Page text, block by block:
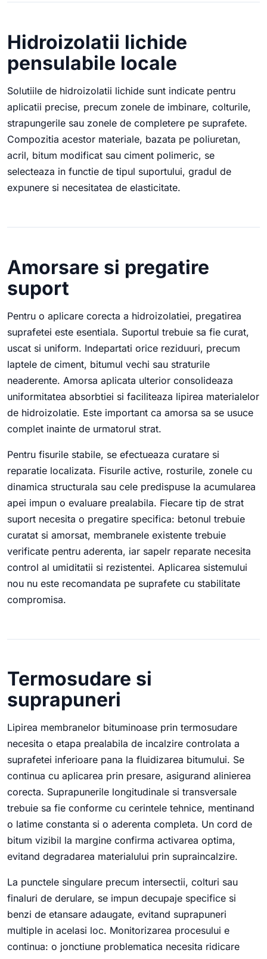
Hidroizolatii lichide
pensulabile locale
Solutiile de hidroizolatii lichide sunt indicate pentru
aplicatii precise, precum zonele de imbinare, colturile,
strapungerile sau zonele de completere pe suprafete.
Compozitia acestor materiale, bazata pe poliuretan,
acril, bitum modificat sau ciment polimeric, se
selecteaza in functie de tipul suportului, gradul de
expunere si necesitatea de elasticitate.
Amorsare si pregatire
suport
Pentru o aplicare corecta a hidroizolatiei, pregatirea
suprafetei este esentiala. Suportul trebuie sa fie curat,
uscat si uniform. Indepartati orice reziduuri, precum
laptele de ciment, bitumul vechi sau straturile
neaderente. Amorsa aplicata ulterior consolideaza
uniformitatea absorbtiei si faciliteaza lipirea materialelor
de hidroizolatie. Este important ca amorsa sa se usuce
complet inainte de urmatorul strat.
Pentru fisurile stabile, se efectueaza curatare si
reparatie localizata. Fisurile active, rosturile, zonele cu
dinamica structurala sau cele predispuse la acumularea
apei impun o evaluare prealabila. Fiecare tip de strat
suport necesita o pregatire specifica: betonul trebuie
curatat si amorsat, membranele existente trebuie
verificate pentru aderenta, iar sapelr reparate necesita
control al umiditatii si rezistentei. Aplicarea sistemului
nou nu este recomandata pe suprafete cu stabilitate
compromisa.
Termosudare si
suprapuneri
Lipirea membranelor bituminoase prin termosudare
necesita o etapa prealabila de incalzire controlata a
suprafetei inferioare pana la fluidizarea bitumului. Se
continua cu aplicarea prin presare, asigurand alinierea
corecta. Suprapunerile longitudinale si transversale
trebuie sa fie conforme cu cerintele tehnice, mentinand
o latime constanta si o aderenta completa. Un cord de
bitum vizibil la margine confirma activarea optima,
evitand degradarea materialului prin supraincalzire.
La punctele singulare precum intersectii, colturi sau
finaluri de derulare, se impun decupaje specifice si
benzi de etansare adaugate, evitand suprapuneri
multiple in acelasi loc. Monitorizarea procesului e
continua: o jonctiune problematica necesita ridicare